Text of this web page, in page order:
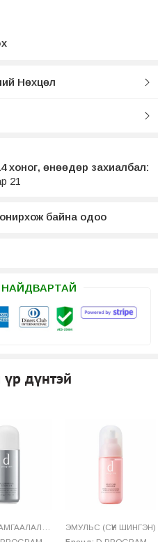
Нөхцөл
хоног, өнөөдөр захиалбал:
21
сонирхож байна одоо
НАЙДВАРТАЙ
үр дүнтэй
,СЕРУМ,
ЭМУЛЬС (СҮҮН ШИНГЭН)